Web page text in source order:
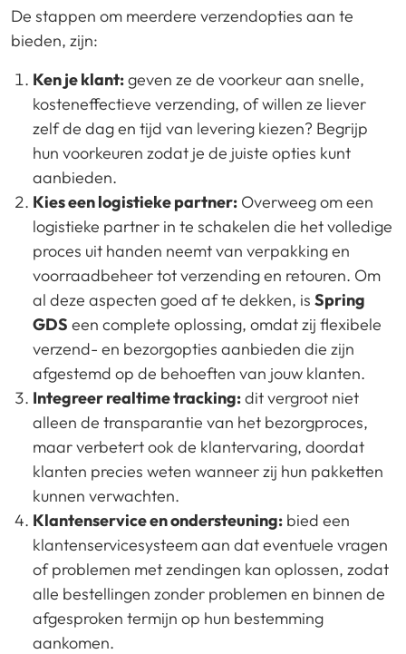
De stappen om meerdere verzendopties aan te
bieden, zijn:
Ken je klant:geven ze de voorkeur aan snelle,
kosteneffectieve verzending, of willen ze liever
zelf de dag en tijd van levering kiezen? Begrijp
hun voorkeuren zodat je de juiste opties kunt
aanbieden.
Kies een logistieke partner: Overweeg om een
logistieke partner in te schakelen die het volledige
proces uit handen neemt van verpakking en
voorraadbeheer tot verzending en retouren. Om
al deze aspecten goed af te dekken, is Spring
GDS een complete oplossing, omdat zij flexibele
verzend- en bezorgopties aanbieden die zijn
afgestemd op de behoeften van jouw klanten.
Integreer realtime tracking:dit vergroot niet
alleen de transparantie van het bezorgproces,
maar verbetert ook de klantervaring, doordat
klanten precies weten wanneer zij hun pakketten
kunnen verwachten.
Klantenservice en ondersteuning: bied een
klantenservicesysteem aan dat eventuele vragen
of problemen met zendingen kan oplossen, zodat
alle bestellingen zonder problemen en binnen de
afgesproken termijn op hun bestemming
aankomen.